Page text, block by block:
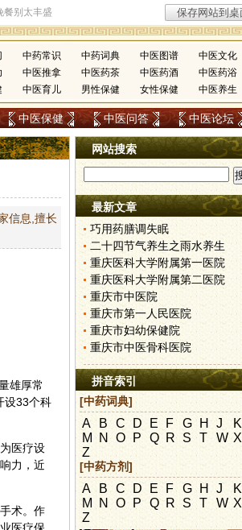
中药常识 中药词典 中医图谱
中医文化
中医推拿 中医药茶 中医药酒
中医药浴
中医育儿 男性保健 女性保健 中医养生
中医保健 中医问答 中医论坛
信息,擅长
雄厚常
设33个科
医疗设
力，近
术。作
网站搜索
最新文章
巧用药膳调失眠
二十四节气养生之雨水养生
重庆医科大学附属第一医院
重庆医科大学附属第二医院
重庆市中医院
重庆市第一人民医院
重庆市妇幼保健院
重庆市中医骨科医院
拼音索引
[中药词典]
A B C D E F G H J K
M N O P Q R S T W X
Z
[中药方剂]
A B C D E F G H J K
M N O P Q R S T W X
Z